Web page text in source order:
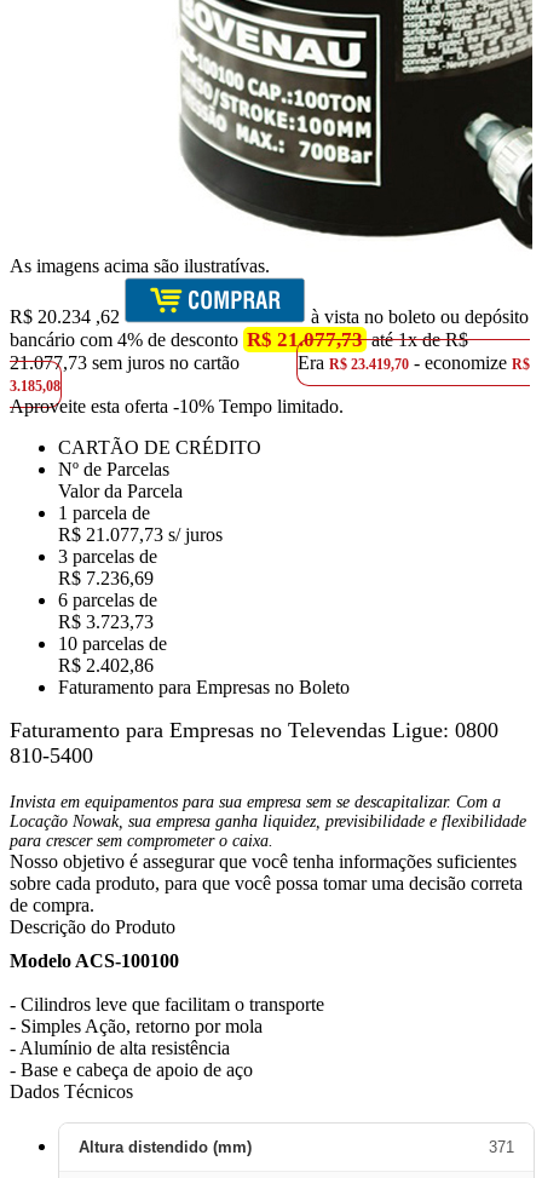
As imagens acima são ilustratívas.
R$ 20.234 ,62
à vista no boleto ou depósito
bancário com 4% de desconto R$ 21.077,73até 1x de R$
21.077,73 sem juros no cartão
EraR$ 23.419,70 - economizeR$
3.185,08
Aproveite esta oferta -10% Tempo limitado.
CARTÃO DE CRÉDITO
Nº de Parcelas
Valor da Parcela
1 parcela de
R$ 21.077,73 s/ juros
3 parcelas de
R$ 7.236,69
6 parcelas de
R$ 3.723,73
10 parcelas de
R$ 2.402,86
Faturamento para Empresas no Boleto
Faturamento para Empresas no Televendas Ligue: 0800
810-5400
Invista em equipamentos para sua empresa sem se descapitalizar. Com a
Locação Nowak, sua empresa ganha liquidez, previsibilidade e flexibilidade
para crescer sem comprometer o caixa.
Nosso objetivo é assegurar que você tenha informações suficientes
sobre cada produto, para que você possa tomar uma decisão correta
de compra.
Descrição do Produto
Modelo ACS-100100
- Cilindros leve que facilitam o transporte
- Simples Ação, retorno por mola
- Alumínio de alta resistência
- Base e cabeça de apoio de aço
Dados Técnicos
Altura distendido (mm) 371